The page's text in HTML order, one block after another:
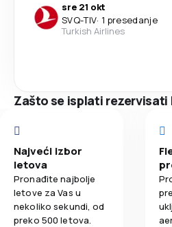
sre 21 okt
SVQ-TIV· 1 presedanje
Turkish Airlines
Zašto se isplati rezervisati
Najveći izbor
letova
Pronađite najbolje
letove za Vas u
nekoliko sekundi, od
preko 500 letova.